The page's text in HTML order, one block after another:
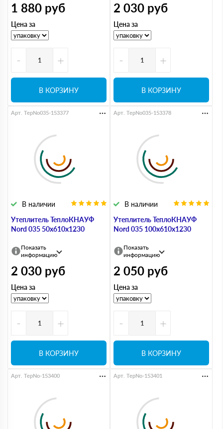
1 880 руб
Цена за
- +
В КОРЗИНУ
2 030 руб
Цена за
- +
В КОРЗИНУ
Утеплитель ТеплоКНАУФ
Nord 035 50х610х1230
В наличии
Арт. TepNo035-153377
Показать
информацию
2 030 руб
Цена за
- +
В КОРЗИНУ
Утеплитель ТеплоКНАУФ
Nord 035 100х610х1230
В наличии
Арт. TepNo035-153378
Показать
информацию
2 050 руб
Цена за
- +
В КОРЗИНУ
Арт. TepNo-153400 Арт. TepNo-153401